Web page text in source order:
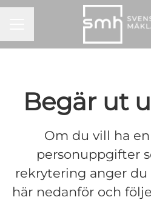
Begär ut
Om du vill ha
personuppgifter
rekrytering anger du
här nedanför och